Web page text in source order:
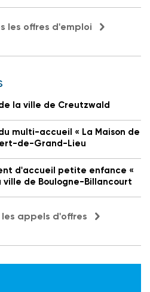
les offres d'emploi
la ville de Creutzwald
multi-accueil « La Maison de
de-Grand-Lieu
d'accueil petite enfance «
ville de Boulogne-Billancourt
appels d'offres